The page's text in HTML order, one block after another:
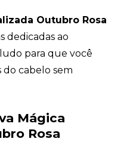
Outubro Rosa
dedicadas ao
para que você
do cabelo sem
Mágica
Rosa